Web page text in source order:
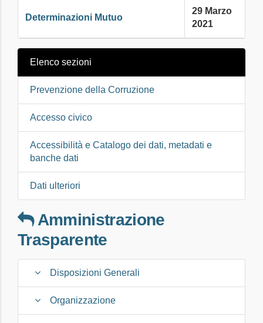
Determinazioni Mutuo
29 Marzo
2021
Elenco sezioni
Prevenzione della Corruzione
Accesso civico
Accessibilità e Catalogo dei dati, metadati e
banche dati
Dati ulteriori
Amministrazione
Trasparente
Disposizioni Generali
Organizzazione